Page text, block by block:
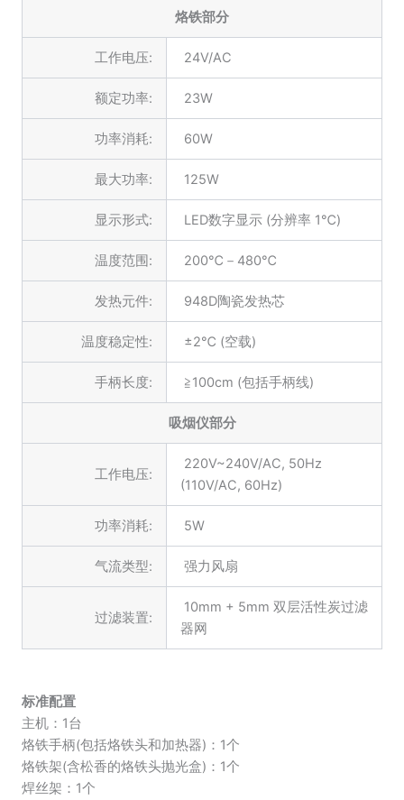
烙铁部分
工作电压: 24V/AC
额定功率: 23W
功率消耗: 60W
最大功率: 125W
显示形式: LED数字显示 (分辨率 1℃)
温度范围: 200℃－480℃
发热元件: 948D陶瓷发热芯
温度稳定性: ±2℃ (空载)
手柄长度: ≧100cm (包括手柄线)
吸烟仪部分
工作电压:
220V~240V/AC, 50Hz
(110V/AC, 60Hz)
功率消耗: 5W
气流类型: 强力风扇
过滤装置:
10mm + 5mm 双层活性炭过滤
器网
标准配置
主机：1台
烙铁手柄(包括烙铁头和加热器)：1个
烙铁架(含松香的烙铁头抛光盒)：1个
焊丝架：1个